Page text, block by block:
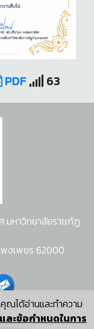
PDF 63
ณได้อ่านและทำความ
ะข้อกำหนดในการ
มหาวิทยาลัยราชภัฏ
พงเพชร 62000
กา